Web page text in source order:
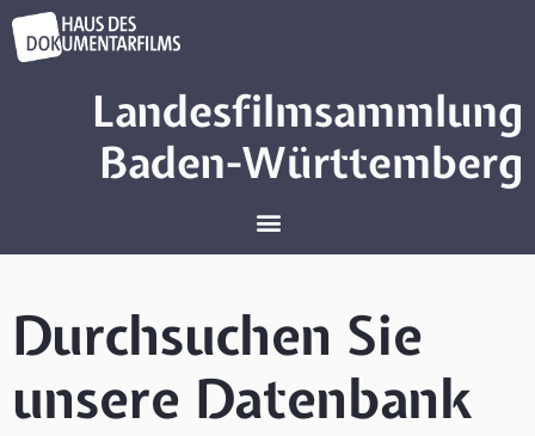
Landesfilmsammlung
Baden-Württemberg
Durchsuchen Sie
unsere Datenbank